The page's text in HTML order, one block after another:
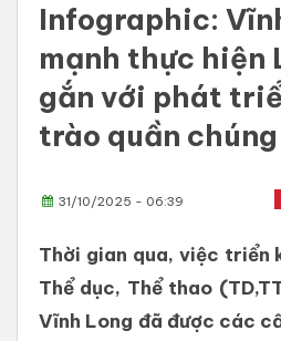
Infographic:
mạnh thực hiện
gắn với phát
trào quần chúng
31/10/2025 - 06:39
Thời gian qua, việc triển
Thể dục, Thể thao
Vĩnh Long đã được các